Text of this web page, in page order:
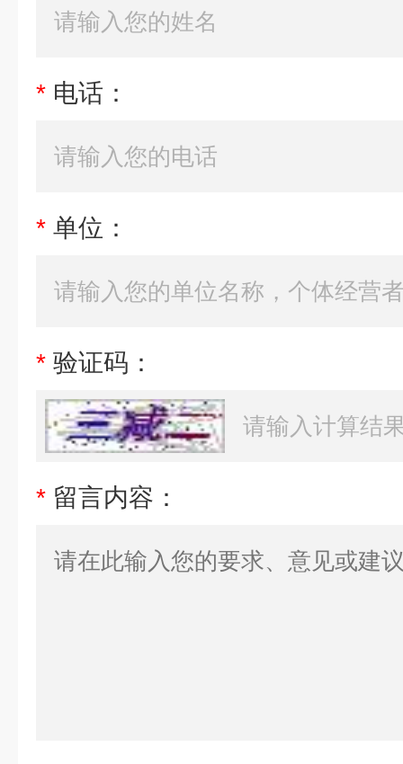
* 电话：
* 单位：
* 验证码：
* 留言内容：